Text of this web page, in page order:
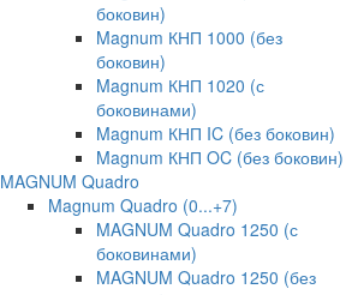
боковин)
Magnum КНП 1000 (без
боковин)
Magnum КНП 1020 (с
боковинами)
Magnum КНП IC (без боковин)
Magnum КНП OC (без боковин)
MAGNUM Quadro
Magnum Quadro (0...+7)
MAGNUM Quadro 1250 (с
боковинами)
MAGNUM Quadro 1250 (без